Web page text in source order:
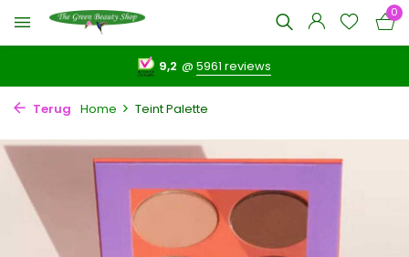
0
9,2 @5961 reviews
Terug Home Teint Palette